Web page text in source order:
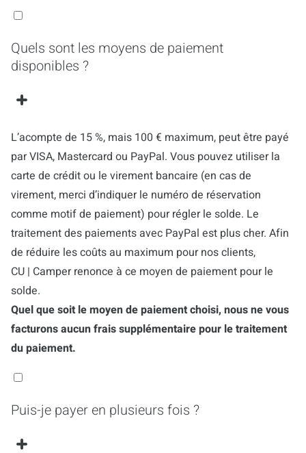
Quels sont les moyens de paiement
disponibles ?
L’acompte de 15 %, mais 100 € maximum, peut être payé
par VISA, Mastercard ou PayPal. Vous pouvez utiliser la
carte de crédit ou le virement bancaire (en cas de
virement, merci d’indiquer le numéro de réservation
comme motif de paiement) pour régler le solde. Le
traitement des paiements avec PayPal est plus cher. Afin
de réduire les coûts au maximum pour nos clients,
CU | Camper renonce à ce moyen de paiement pour le
solde.
Quel que soit le moyen de paiement choisi, nous ne vous
facturons aucun frais supplémentaire pour le traitement
du paiement.
Puis-je payer en plusieurs fois ?